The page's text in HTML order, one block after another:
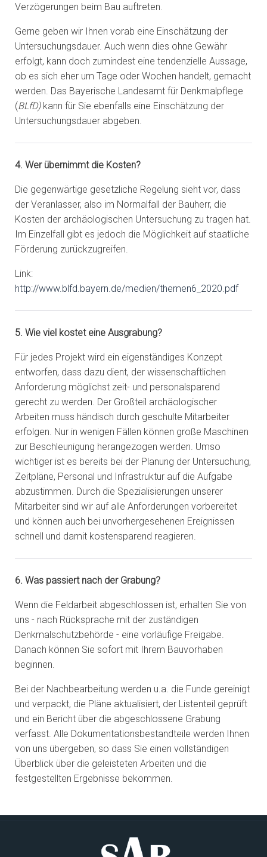
Verzögerungen beim Bau auftreten.
Gerne geben wir Ihnen vorab eine Einschätzung der
Untersuchungsdauer. Auch wenn dies ohne Gewähr
erfolgt, kann doch zumindest eine tendenzielle Aussage,
ob es sich eher um Tage oder Wochen handelt, gemacht
werden. Das Bayerische Landesamt für Denkmalpflege
(BLfD)kann für Sie ebenfalls eine Einschätzung der
Untersuchungsdauer abgeben.
4. Wer übernimmt die Kosten?
Die gegenwärtige gesetzliche Regelung sieht vor, dass
der Veranlasser, also im Normalfall der Bauherr, die
Kosten der archäologischen Untersuchung zu tragen hat.
Im Einzelfall gibt es jedoch die Möglichkeit auf staatliche
Förderung zurückzugreifen.
Link:
http://www.blfd.bayern.de/medien/themen6_2020.pdf
5. Wie viel kostet eine Ausgrabung?
Für jedes Projekt wird ein eigenständiges Konzept
entworfen, dass dazu dient, der wissenschaftlichen
Anforderung möglichst zeit- und personalsparend
gerecht zu werden. Der Großteil archäologischer
Arbeiten muss händisch durch geschulte Mitarbeiter
erfolgen. Nur in wenigen Fällen können große Maschinen
zur Beschleunigung herangezogen werden. Umso
wichtiger ist es bereits bei der Planung der Untersuchung,
Zeitpläne, Personal und Infrastruktur auf die Aufgabe
abzustimmen. Durch die Spezialisierungen unserer
Mitarbeiter sind wir auf alle Anforderungen vorbereitet
und können auch bei unvorhergesehenen Ereignissen
schnell und damit kostensparend reagieren.
6. Was passiert nach der Grabung?
Wenn die Feldarbeit abgeschlossen ist, erhalten Sie von
uns - nach Rücksprache mit der zuständigen
Denkmalschutzbehörde - eine vorläufige Freigabe.
Danach können Sie sofort mit Ihrem Bauvorhaben
beginnen.
Bei der Nachbearbeitung werden u.a. die Funde gereinigt
und verpackt, die Pläne aktualisiert, der Listenteil geprüft
und ein Bericht über die abgeschlossene Grabung
verfasst. Alle Dokumentationsbestandteile werden Ihnen
von uns übergeben, so dass Sie einen vollständigen
Überblick über die geleisteten Arbeiten und die
festgestellten Ergebnisse bekommen.